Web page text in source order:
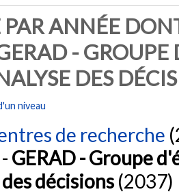
PAR ANNÉE
-
DES
niveau
de recherche
GERAD - Groupe
des décisions(2037)